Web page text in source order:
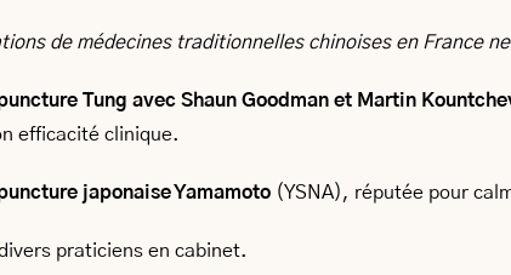
de médecines traditionnelles chinoises en France
Tung avec Shaun Goodman et Martin
efficacité clinique.
japonaise Yamamoto(YSNA), réputée pour
praticiens en cabinet.